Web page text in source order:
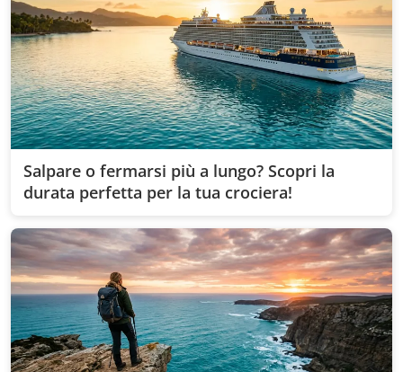
Salpare o fermarsi più a lungo? Scopri la
durata perfetta per la tua crociera!